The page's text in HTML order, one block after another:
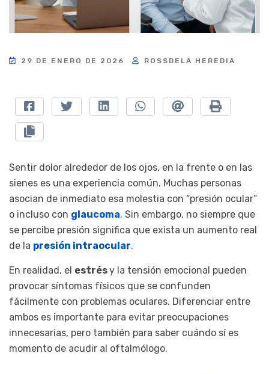
29 DE ENERO DE 2026 ROSSDELA HEREDIA
Sentir dolor alrededor de los ojos, en la frente o en las
sienes es una experiencia común. Muchas personas
asocian de inmediato esa molestia con “presión ocular”
o incluso con glaucoma. Sin embargo, no siempre que
se percibe presión significa que exista un aumento real
de la presión intraocular.
En realidad, el estrésy la tensión emocional pueden
provocar síntomas físicos que se confunden
fácilmente con problemas oculares. Diferenciar entre
ambos es importante para evitar preocupaciones
innecesarias, pero también para saber cuándo sí es
momento de acudir al oftalmólogo.